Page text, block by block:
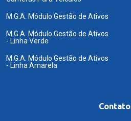
M.G.A. Módulo Gestão de Ativos
M.G.A. Módulo Gestão de Ativos
- Linha Verde
M.G.A. Módulo Gestão de Ativos
- Linha Amarela
Contato